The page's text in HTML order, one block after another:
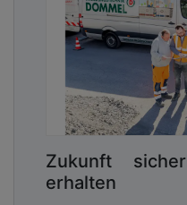
Zukunft
erhalten